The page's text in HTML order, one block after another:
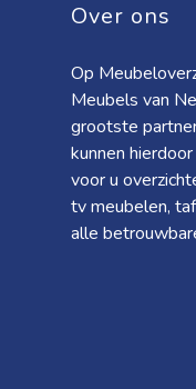
Over ons
Op
Meubels van
grootste
kunnen
voor u
tv meubelen,
alle